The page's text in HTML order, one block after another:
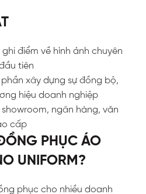
điểm về hình ảnh chuyên
tiên
xây dựng sự đồng bộ,
hiệu doanh nghiệp
ngân hàng, văn
cấp
PHỤC ÁO
UNIFORM?
phục cho nhiều doanh